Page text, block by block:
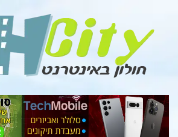
content
Hcity – חולון באינטרנט
פורטל החדשות והמידע של חולון